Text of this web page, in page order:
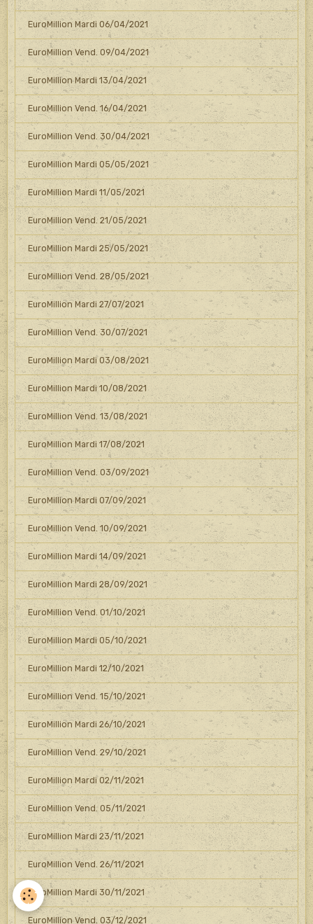
EuroMillion Mardi 06/04/2021
EuroMillion Vend. 09/04/2021
EuroMillion Mardi 13/04/2021
EuroMillion Vend. 16/04/2021
EuroMillion Vend. 30/04/2021
EuroMillion Mardi 05/05/2021
EuroMillion Mardi 11/05/2021
EuroMillion Vend. 21/05/2021
EuroMillion Mardi 25/05/2021
EuroMillion Vend. 28/05/2021
EuroMillion Mardi 27/07/2021
EuroMillion Vend. 30/07/2021
EuroMillion Mardi 03/08/2021
EuroMillion Mardi 10/08/2021
EuroMillion Vend. 13/08/2021
EuroMillion Mardi 17/08/2021
EuroMillion Vend. 03/09/2021
EuroMillion Mardi 07/09/2021
EuroMillion Vend. 10/09/2021
EuroMillion Mardi 14/09/2021
EuroMillion Mardi 28/09/2021
EuroMillion Vend. 01/10/2021
EuroMillion Mardi 05/10/2021
EuroMillion Mardi 12/10/2021
EuroMillion Vend. 15/10/2021
EuroMillion Mardi 26/10/2021
EuroMillion Vend. 29/10/2021
EuroMillion Mardi 02/11/2021
EuroMillion Vend. 05/11/2021
EuroMillion Mardi 23/11/2021
EuroMillion Vend. 26/11/2021
EuroMillion Mardi 30/11/2021
EuroMillion Vend. 03/12/2021